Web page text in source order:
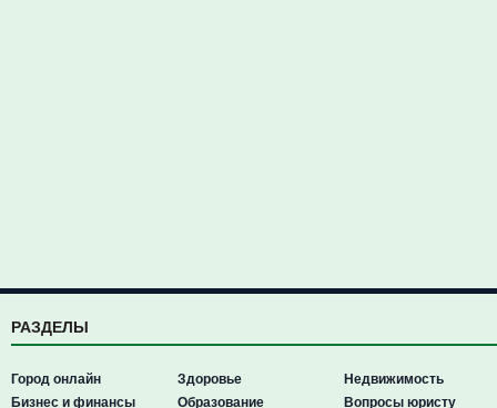
РАЗДЕЛЫ
Город онлайн
Бизнес и финансы
Здоровье
Образование
Недвижимость
Вопросы юристу